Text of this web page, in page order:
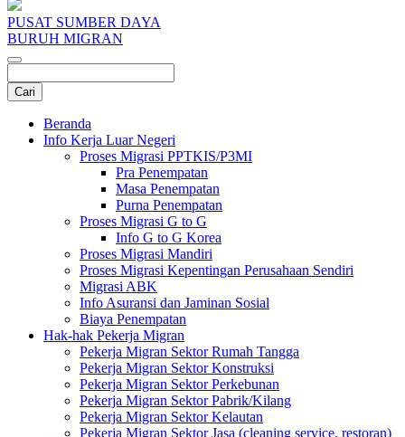
PUSAT SUMBER DAYA
BURUH MIGRAN
Beranda
Info Kerja Luar Negeri
Proses Migrasi PPTKIS/P3MI
Pra Penempatan
Masa Penempatan
Purna Penempatan
Proses Migrasi G to G
Info G to G Korea
Proses Migrasi Mandiri
Proses Migrasi Kepentingan Perusahaan Sendiri
Migrasi ABK
Info Asuransi dan Jaminan Sosial
Biaya Penempatan
Hak-hak Pekerja Migran
Pekerja Migran Sektor Rumah Tangga
Pekerja Migran Sektor Konstruksi
Pekerja Migran Sektor Perkebunan
Pekerja Migran Sektor Pabrik/Kilang
Pekerja Migran Sektor Kelautan
Pekerja Migran Sektor Jasa (cleaning service, restoran)